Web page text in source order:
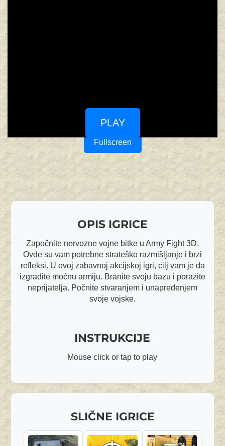
PLAY
Fullscreen
OPIS IGRICE
Započnite nervozne vojne bitke u Army Fight 3D.
Ovde su vam potrebne strateško razmišljanje i brzi
refleksi. U ovoj zabavnoj akcijskoj igri, cilj vam je da
izgradite moćnu armiju. Branite svoju bazu i porazite
neprijatelja. Počnite stvaranjem i unapređenjem
svoje vojske.
INSTRUKCIJE
Mouse click or tap to play
SLIČNE IGRICE